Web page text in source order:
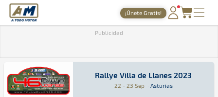
A Todo Motor · Revista del motor desde 1999
¡Únete Gratis!
NOTICIAS
AGENDA
Publicidad
Rallye Villa de Llanes 2023
Rallye Villa de Llanes 2023
22 - 23 Sep · Asturias
Rally · Rallye Villa de Llanes 2023: Aquí
Asturias